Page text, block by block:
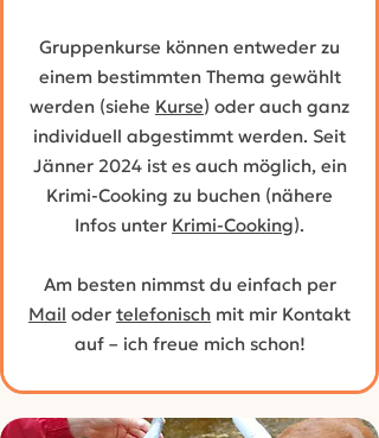
Gruppenkurse können entweder zu
einem bestimmten Thema gewählt
werden (siehe Kurse) oder auch ganz
individuell abgestimmt werden. Seit
Jänner 2024 ist es auch möglich, ein
Krimi-Cooking zu buchen (nähere
Infos unter Krimi-Cooking).
Am besten nimmst du einfach per
Mail oder telefonisch mit mir Kontakt
auf – ich freue mich schon!